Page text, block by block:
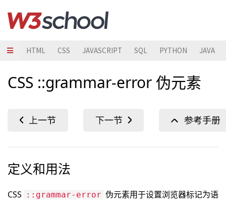
HTML CSS JAVASCRIPT SQL PYTHON JAVA
CSS ::grammar-error 伪元素
定义和用法
CSS ::grammar-error 伪元素用于设置浏览器标记为语